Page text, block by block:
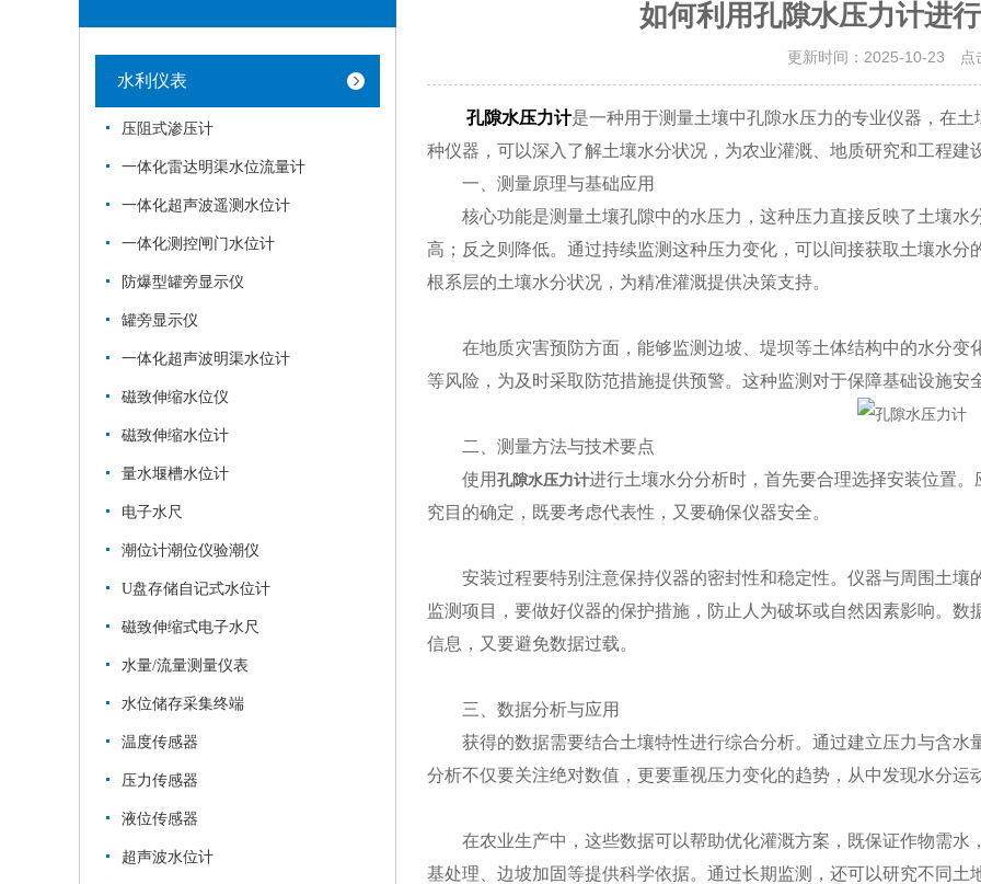
水利仪表
压阻式渗压计
一体化雷达明渠水位流量计
一体化超声波遥测水位计
一体化测控闸门水位计
防爆型罐旁显示仪
罐旁显示仪
一体化超声波明渠水位计
磁致伸缩水位仪
磁致伸缩水位计
量水堰槽水位计
电子水尺
潮位计潮位仪验潮仪
U盘存储自记式水位计
磁致伸缩式电子水尺
水量/流量测量仪表
水位储存采集终端
温度传感器
压力传感器
液位传感器
超声波水位计
如何利用孔隙水压力计进
更新时间：2025-10-23 点
孔隙水压力计是一种用于测量土壤中孔隙水压力的专业仪器，在
种仪器，可以深入了解土壤水分状况，为农业灌溉、地质研究和工程建
​​一、测量原理与基础应用​​
核心功能是测量土壤孔隙中的水压力，这种压力直接反映了土壤水
高；反之则降低。通过持续监测这种压力变化，可以间接获取土壤水
根系层的土壤水分状况，为精准灌溉提供决策支持。
在地质灾害预防方面，能够监测边坡、堤坝等土体结构中的水分变
等风险，为及时采取防范措施提供预警。这种监测对于保障基础设施安
二、​​测量方法与技术要点​​
使用孔隙水压力计进行土壤水分分析时，首先要合理选择安装位置
究目的确定，既要考虑代表性，又要确保仪器安全。
安装过程要特别注意保持仪器的密封性和稳定性。仪器与周围土壤
监测项目，要做好仪器的保护措施，防止人为破坏或自然因素影响。
信息，又要避免数据过载。
​​三、数据分析与应用​​
获得的数据需要结合土壤特性进行综合分析。通过建立压力与含水
分析不仅要关注绝对数值，更要重视压力变化的趋势，从中发现水分运
在农业生产中，这些数据可以帮助优化灌溉方案，既保证作物需水
基处理、边坡加固等提供科学依据。通过长期监测，还可以研究不同